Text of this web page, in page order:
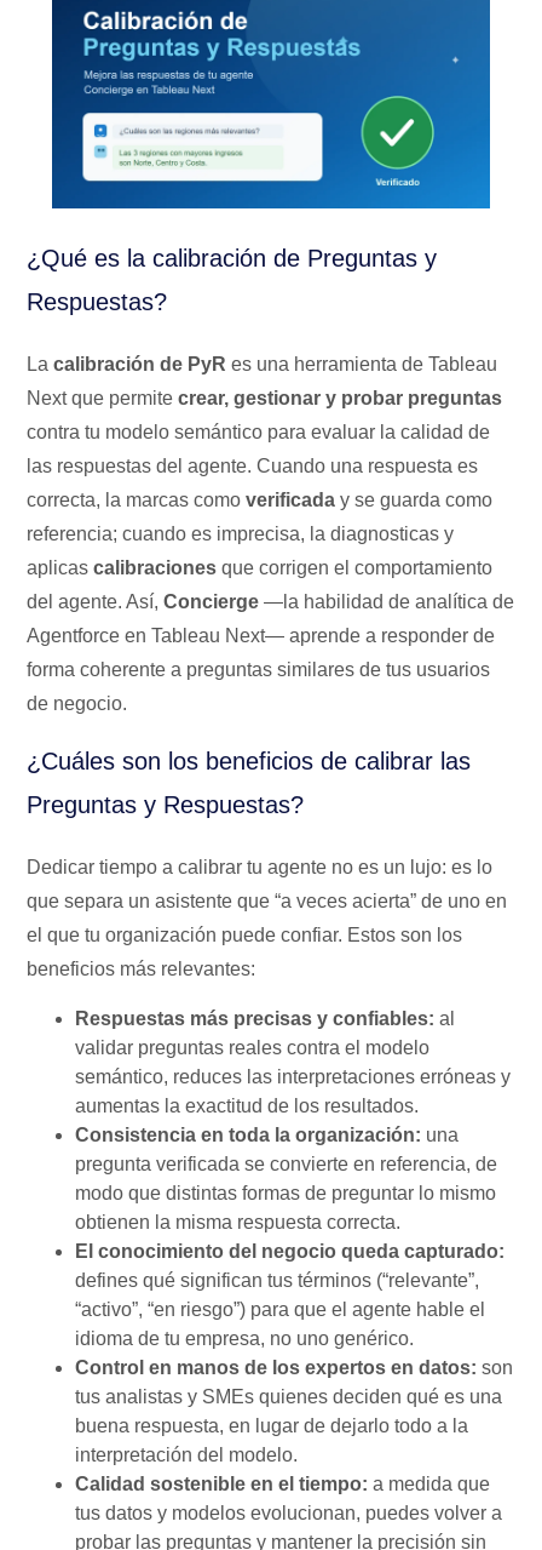
¿Qué es la calibración de Preguntas y
Respuestas?
Lacalibración de PyR es una herramienta de Tableau
Next que permitecrear, gestionar y probar preguntas
contra tu modelo semántico para evaluar la calidad de
las respuestas del agente. Cuando una respuesta es
correcta, la marcas comoverificada y se guarda como
referencia; cuando es imprecisa, la diagnosticas y
aplicascalibraciones que corrigen el comportamiento
del agente. Así,Concierge —la habilidad de analítica de
Agentforce en Tableau Next— aprende a responder de
forma coherente a preguntas similares de tus usuarios
de negocio.
¿Cuáles son los beneficios de calibrar las
Preguntas y Respuestas?
Dedicar tiempo a calibrar tu agente no es un lujo: es lo
que separa un asistente que “a veces acierta” de uno en
el que tu organización puede confiar. Estos son los
beneficios más relevantes:
Respuestas más precisas y confiables: al
validar preguntas reales contra el modelo
semántico, reduces las interpretaciones erróneas y
aumentas la exactitud de los resultados.
Consistencia en toda la organización: una
pregunta verificada se convierte en referencia, de
modo que distintas formas de preguntar lo mismo
obtienen la misma respuesta correcta.
El conocimiento del negocio queda capturado:
defines qué significan tus términos (“relevante”,
“activo”, “en riesgo”) para que el agente hable el
idioma de tu empresa, no uno genérico.
Control en manos de los expertos en datos: son
tus analistas y SMEs quienes deciden qué es una
buena respuesta, en lugar de dejarlo todo a la
interpretación del modelo.
Calidad sostenible en el tiempo: a medida que
tus datos y modelos evolucionan, puedes volver a
probar las preguntas y mantener la precisión sin